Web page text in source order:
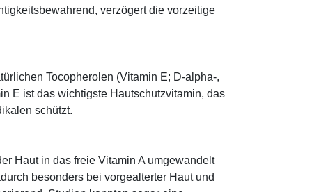
verzögert die vorzeitige
Tocopherolen (Vitamin E; D-alpha-,
E ist das wichtigste Hautschutzvitamin, das
schützt.
Haut in das freie Vitamin A umgewandelt
besonders bei vorgealterter Haut und